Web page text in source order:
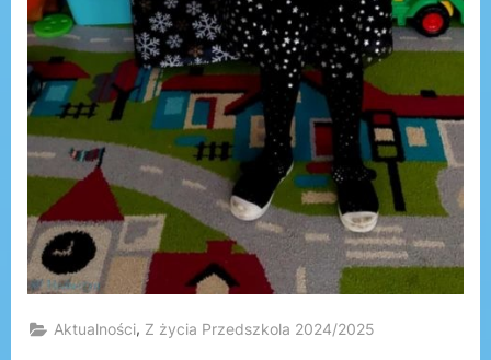
Aktualności, Z życia Przedszkola 2024/2025